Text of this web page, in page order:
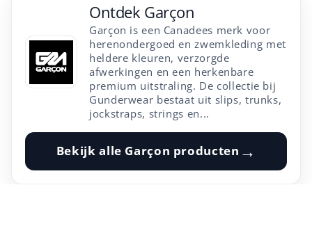
Ontdek Garçon
Garçon is een Canadees merk voor
herenondergoed en zwemkleding met
heldere kleuren, verzorgde
afwerkingen en een herkenbare
premium uitstraling. De collectie bij
Gunderwear bestaat uit slips, trunks,
jockstraps, strings en...
Bekijk alle Garçon producten →